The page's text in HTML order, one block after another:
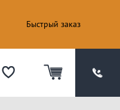
Быстрый заказ